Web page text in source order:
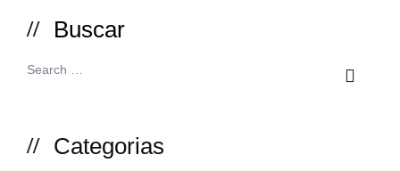
Buscar
Categorias